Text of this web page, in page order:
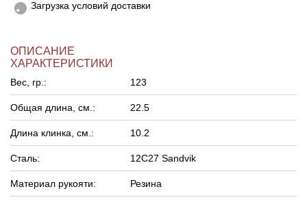
Загрузка условий доставки
ОПИСАНИЕ
ХАРАКТЕРИСТИКИ
Вес, гр.: 123
Общая длина, см.: 22.5
Длина клинка, см.: 10.2
Сталь: 12C27 Sandvik
Материал рукояти: Резина